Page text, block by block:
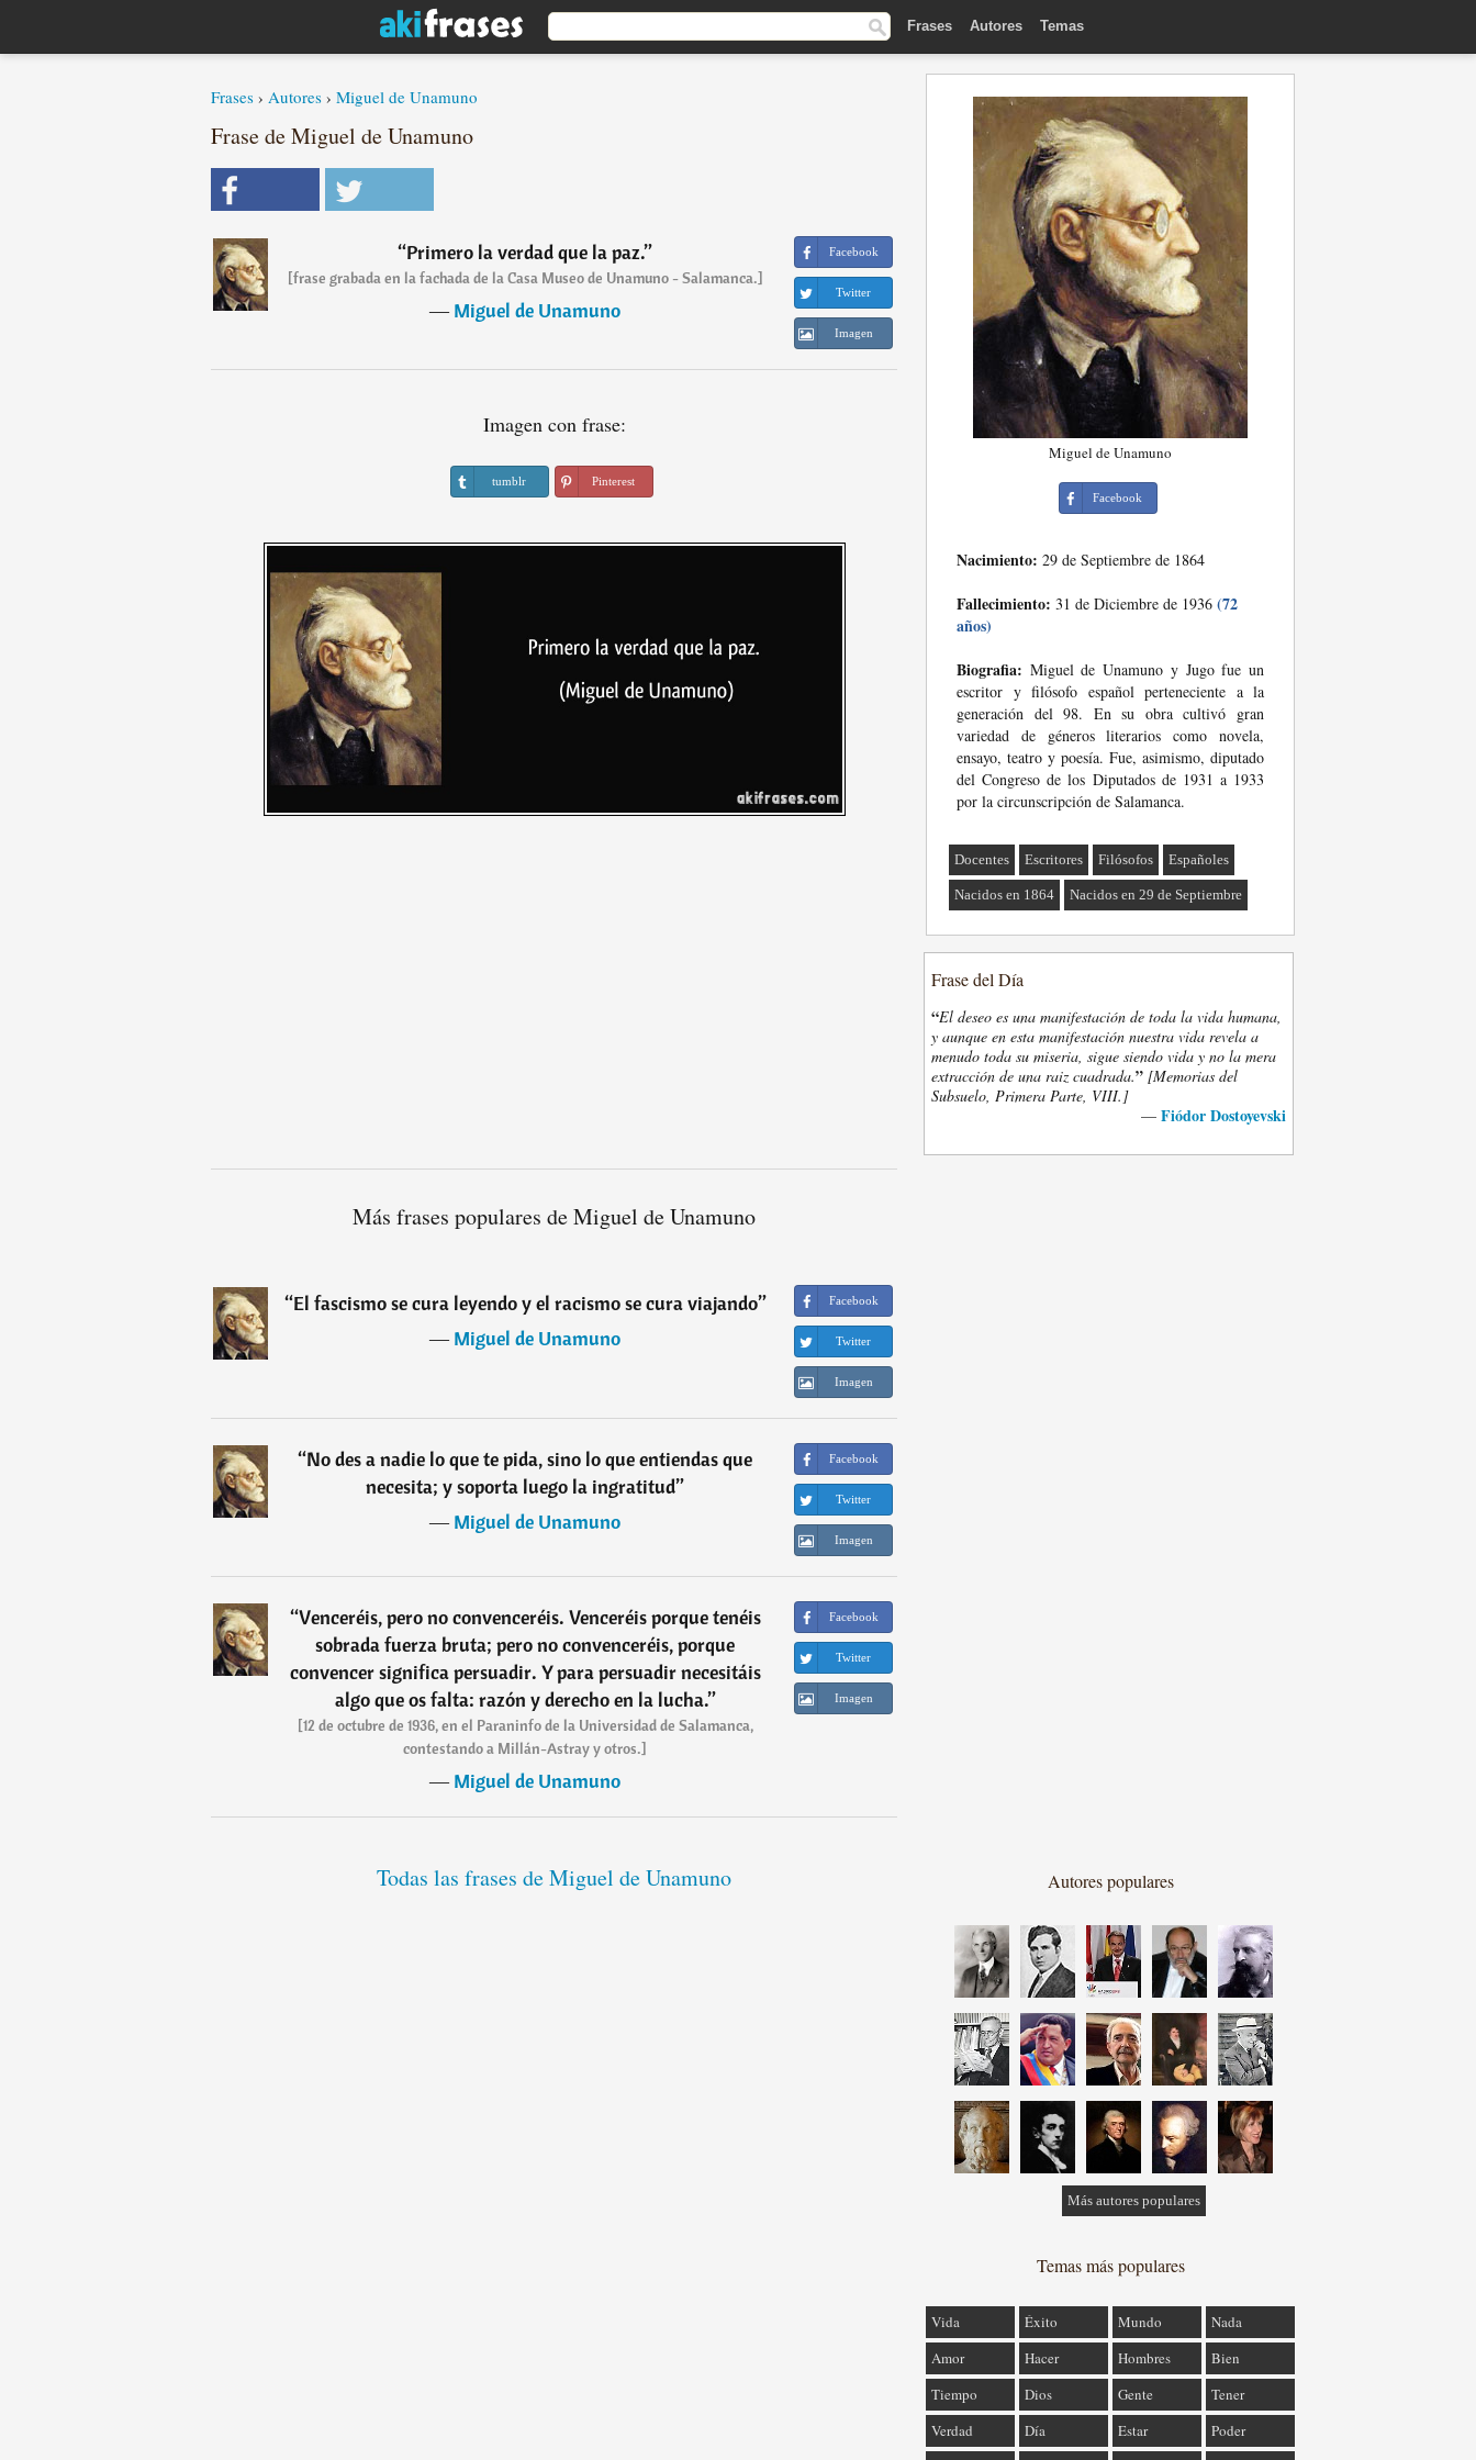
Frases Autores Temas
Frases › Autores › Miguel de Unamuno
Frase de Miguel de Unamuno
“Primero la verdad que la paz.”
[frase grabada en la fachada de la Casa Museo de Unamuno - Salamanca.]
―Miguel de Unamuno
Facebook
Twitter
Imagen
Imagen con frase:
tumblr Pinterest
Más frases populares de Miguel de Unamuno
“El fascismo se cura leyendo y el racismo se cura viajando”
―Miguel de Unamuno
Facebook
Twitter
Imagen
“No des a nadie lo que te pida, sino lo que entiendas que
necesita; y soporta luego la ingratitud”
―Miguel de Unamuno
Facebook
Twitter
Imagen
“Venceréis, pero no convenceréis. Venceréis porque tenéis
sobrada fuerza bruta; pero no convenceréis, porque
convencer significa persuadir. Y para persuadir necesitáis
algo que os falta: razón y derecho en la lucha.”
[12 de octubre de 1936, en el Paraninfo de la Universidad de Salamanca,
contestando a Millán-Astray y otros.]
―Miguel de Unamuno
Facebook
Twitter
Imagen
Todas las frases de Miguel de Unamuno
Miguel de Unamuno
Facebook
Nacimiento: 29 de Septiembre de 1864
Fallecimiento: 31 de Diciembre de 1936 (72
años)
Biografia: Miguel de Unamuno y Jugo fue un
escritor y filósofo español perteneciente a la
generación del 98. En su obra cultivó gran
variedad de géneros literarios como novela,
ensayo, teatro y poesía. Fue, asimismo, diputado
del Congreso de los Diputados de 1931 a 1933
por la circunscripción de Salamanca.
Docentes Escritores Filósofos Españoles
Nacidos en 1864 Nacidos en 29 de Septiembre
Frase del Día
“El deseo es una manifestación de toda la vida humana,
y aunque en esta manifestación nuestra vida revela a
menudo toda su miseria, sigue siendo vida y no la mera
extracción de una raiz cuadrada.” [Memorias del
Subsuelo, Primera Parte, VIII.]
— Fiódor Dostoyevski
Autores populares
Más autores populares
Temas más populares
Vida Éxito Mundo
Nada
Amor
Hacer Hombres
Bien
Tiempo
Dios Gente
Tener
Verdad
Día Estar
Poder